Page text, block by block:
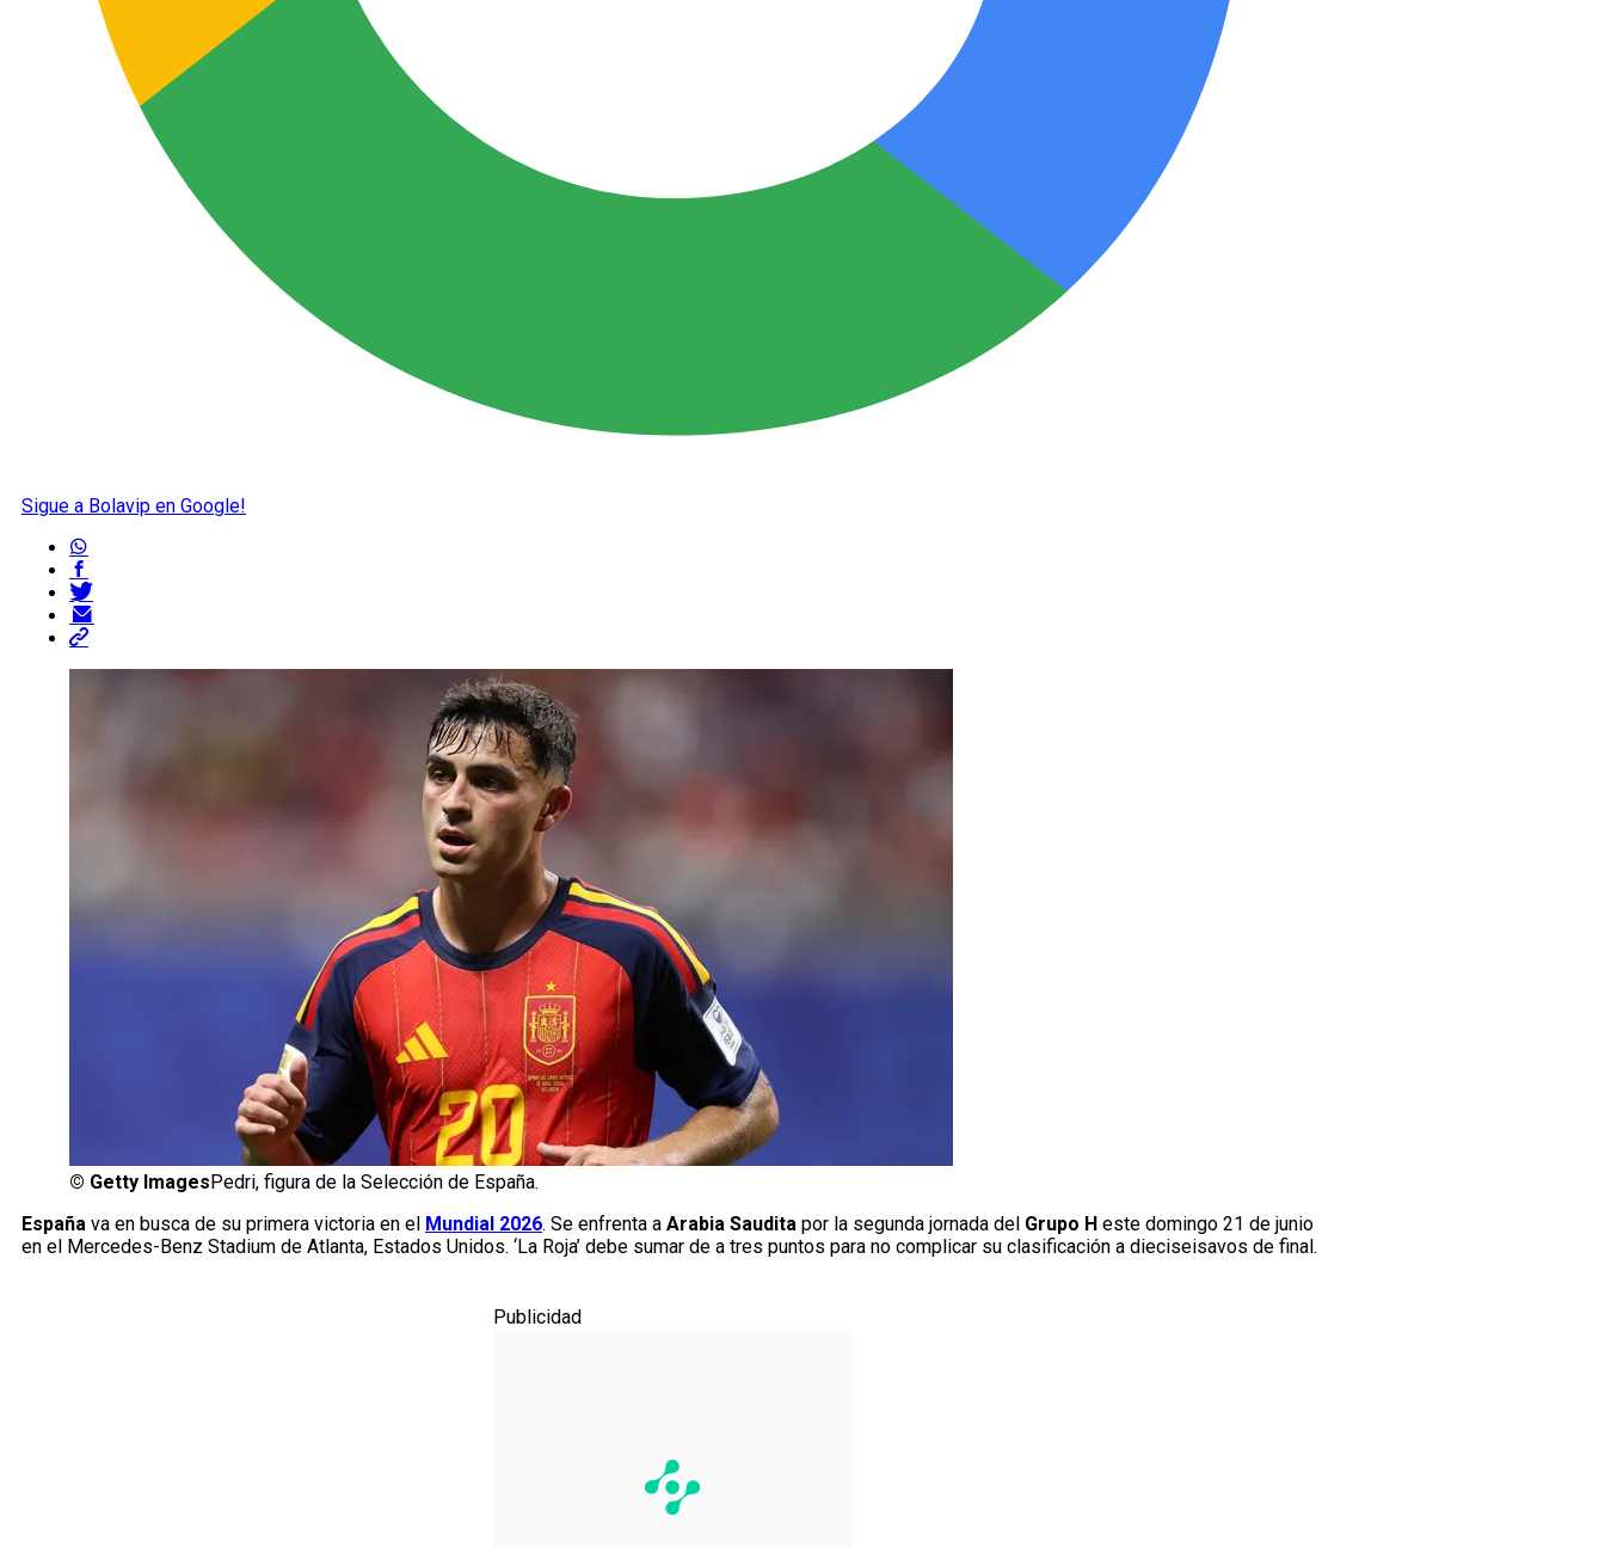
Sigue a Bolavip en Google!
© Getty Images Pedri, figura de la Selección de España.
España va en busca de su primera victoria en el Mundial 2026. Se enfrenta a Arabia Saudita por la segunda jornada del Grupo H este domingo 21 de junio
en el Mercedes-Benz Stadium de Atlanta, Estados Unidos. ‘La Roja’ debe sumar de a tres puntos para no complicar su clasificación a dieciseisavos de final.
Publicidad